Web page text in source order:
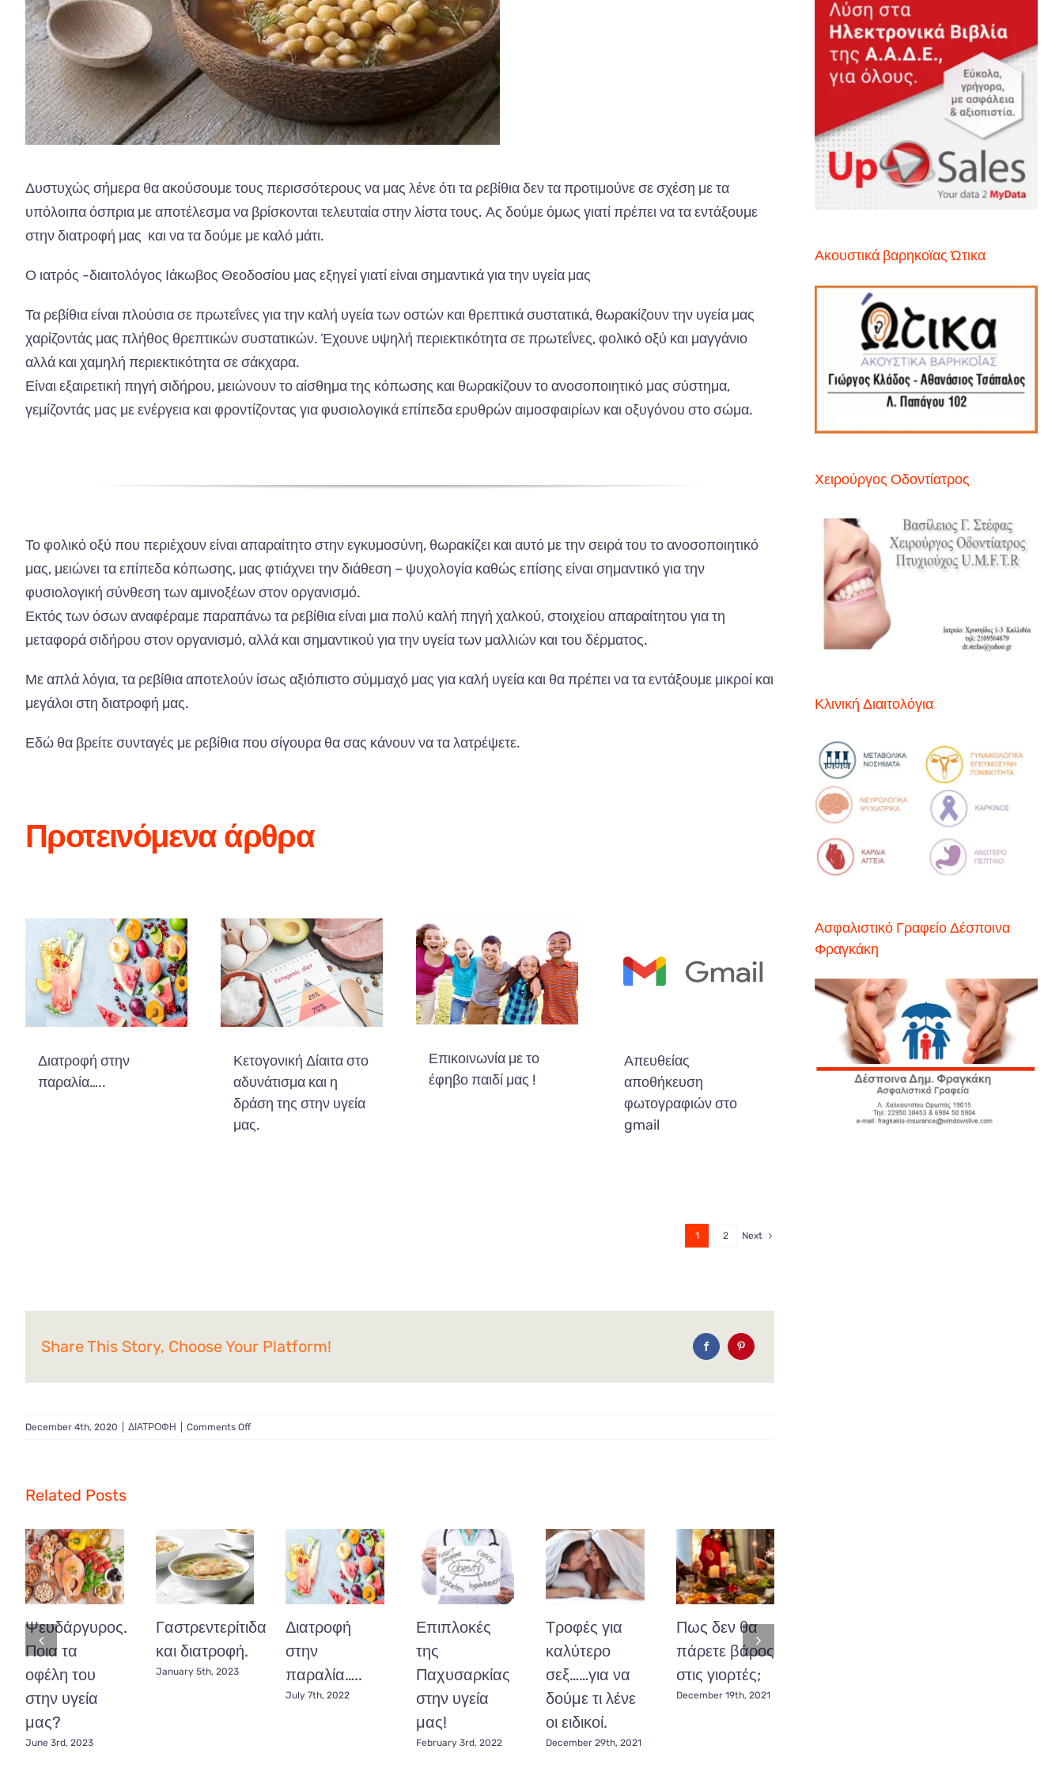
Δυστυχώς σήμερα θα ακούσουμε τους περισσότερους να μας λένε ότι τα ρεβίθια δεν τα προτιμούνε σε σχέση με τα
υπόλοιπα όσπρια με αποτέλεσμα να βρίσκονται τελευταία στην λίστα τους. Ας δούμε όμως γιατί πρέπει να τα εντάξουμε
στην διατροφή μας και να τα δούμε με καλό μάτι.
Ο ιατρός -διαιτολόγος Ιάκωβος Θεοδοσίου μας εξηγεί γιατί είναι σημαντικά για την υγεία μας
Τα ρεβίθια είναι πλούσια σε πρωτεΐνες για την καλή υγεία των οστών και θρεπτικά συστατικά, θωρακίζουν την υγεία μας
χαρίζοντάς μας πλήθος θρεπτικών συστατικών. Έχουνε υψηλή περιεκτικότητα σε πρωτεΐνες, φολικό οξύ και μαγγάνιο
αλλά και χαμηλή περιεκτικότητα σε σάκχαρα.
Είναι εξαιρετική πηγή σιδήρου, μειώνουν το αίσθημα της κόπωσης και θωρακίζουν το ανοσοποιητικό μας σύστημα,
γεμίζοντάς μας με ενέργεια και φροντίζοντας για φυσιολογικά επίπεδα ερυθρών αιμοσφαιρίων και οξυγόνου στο σώμα.
Το φολικό οξύ που περιέχουν είναι απαραίτητο στην εγκυμοσύνη, θωρακίζει και αυτό με την σειρά του το ανοσοποιητικό
μας, μειώνει τα επίπεδα κόπωσης, μας φτιάχνει την διάθεση – ψυχολογία καθώς επίσης είναι σημαντικό για την
φυσιολογική σύνθεση των αμινοξέων στον οργανισμό.
Εκτός των όσων αναφέραμε παραπάνω τα ρεβίθια είναι μια πολύ καλή πηγή χαλκού, στοιχείου απαραίτητου για τη
μεταφορά σιδήρου στον οργανισμό, αλλά και σημαντικού για την υγεία των μαλλιών και του δέρματος.
Με απλά λόγια, τα ρεβίθια αποτελούν ίσως αξιόπιστο σύμμαχό μας για καλή υγεία και θα πρέπει να τα εντάξουμε μικροί και
μεγάλοι στη διατροφή μας.
Εδώ θα βρείτε συνταγές με ρεβίθια που σίγουρα θα σας κάνουν να τα λατρέψετε.
Προτεινόμενα άρθρα
Διατροφή στην
παραλία…..
Κετογονική Δίαιτα στο
αδυνάτισμα και η
δράση της στην υγεία
μας.
Επικοινωνία με το
έφηβο παιδί μας !
Απευθείας
αποθήκευση
φωτογραφιών στο
gmail
1 2 Next
Share This Story, Choose Your Platform!
December 4th, 2020 ΔΙΑΤΡΟΦΗ Comments Offon
Related Posts
Ψευδάργυρος.
Ποια τα
οφέλη του
στην υγεία
μας?
June 3rd, 2023
Γαστρεντερίτιδα
και διατροφή.
January 5th, 2023
Διατροφή
στην
παραλία…..
July 7th, 2022
Επιπλοκές
της
Παχυσαρκίας
στην υγεία
μας!
February 3rd, 2022
Τροφές για
καλύτερο
σεξ……για να
δούμε τι λένε
οι ειδικοί.
December 29th, 2021
Πως δεν θα
πάρετε βάρος
στις γιορτές;
December 19th, 2021
Ακουστικά βαρηκοϊας Ώτικα
Χειρούργος Οδοντίατρος
Κλινική Διαιτολόγια
Ασφαλιστικό Γραφείο Δέσποινα
Φραγκάκη